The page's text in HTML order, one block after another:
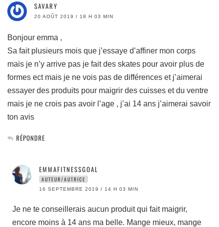
SAVARY
20 AOÛT 2019 / 18 H 03 MIN
Bonjour emma ,
Sa fait plusieurs mois que j’essaye d’affiner mon corps
mais je n’y arrive pas je fait des skates pour avoir plus de
formes ect mais je ne vois pas de différences et j’aimerai
essayer des produits pour maigrir des cuisses et du ventre
mais je ne crois pas avoir l’age , j’ai 14 ans j’aimerai savoir
ton avis
RÉPONDRE
EMMAFITNESSGOAL
AUTEUR/AUTRICE
16 SEPTEMBRE 2019 / 14 H 03 MIN
Je ne te conseillerais aucun produit qui fait maigrir,
encore moins à 14 ans ma belle. Mange mieux, mange